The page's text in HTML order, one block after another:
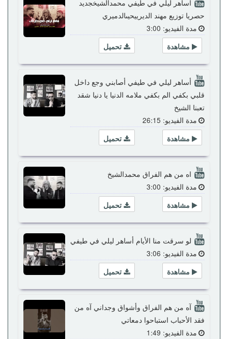
اساهر ليلي في طيفي محمدالشيخجديد
حصريا توزيع مهند الديرييحيىالدميري
مدة الفيديو: 3:00
تحميل
مشاهدة
أساهر ليلي في طيفي أصابني وجع داخل
قلبي بكفي الم بكفي ملامه الدنيا يا دنيا شقد
تعبنا الشيخ
مدة الفيديو: 26:15
تحميل
مشاهدة
اه من هم الفراق محمدالشيخ
مدة الفيديو: 3:00
تحميل
مشاهدة
لو سرقت منا الأيام أساهر ليلي في طيفي
مدة الفيديو: 3:06
تحميل
مشاهدة
آه من هم الفراق وأشواق وجداني آه من
فقد الأحباب استباحوا دمعاتي
مدة الفيديو: 1:49